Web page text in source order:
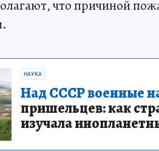
что причиной
НАУКА
Над СССР военные
пришельцев: как
изучала